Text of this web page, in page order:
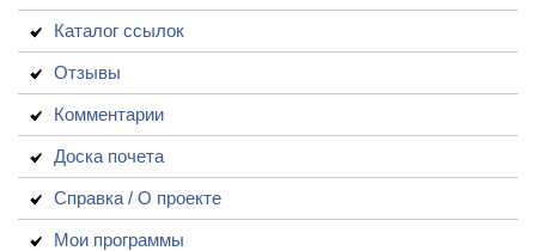
Каталог ссылок
Отзывы
Комментарии
Доска почета
Справка / О проекте
Мои программы